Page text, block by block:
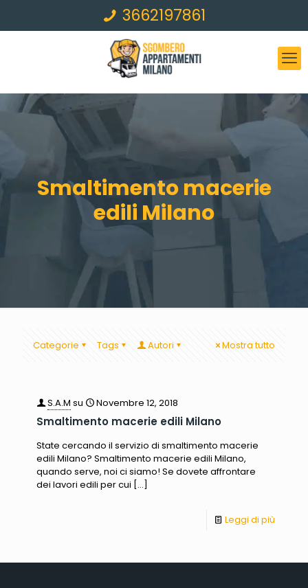
3662197861
Smaltimento macerie
edili Milano
Categorie Tags Autori Mostra tutto
S.A.M su Novembre 12, 2018
Smaltimento macerie edili Milano
State cercando il servizio di smaltimento macerie
edili Milano? Smaltimento macerie edili Milano,
quando serve, noi ci siamo! Se dovete affrontare
dei lavori edili per cui […]
Leggi di più